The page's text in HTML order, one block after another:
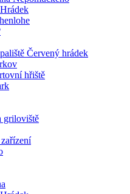
Červený hrádek
hřiště
griloviště